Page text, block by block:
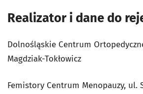
Realizator i dane do
Dolnośląskie Centrum
Magdziak-Tokłowicz
Femistory Centrum Menopauzy, ul.